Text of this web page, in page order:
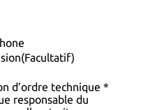
(Facultatif)
d’ordre technique *
responsable du